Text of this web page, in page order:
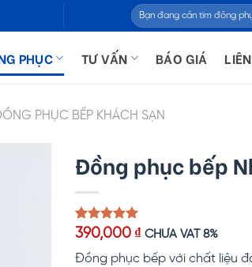
Tìm
kiếm:
PHỤC TƯ VẤN BÁO GIÁ
PHỤC BẾP KHÁCH SẠN
Đồng phục bếp
5.00trên 5
dựa trên
1
đánh giá
390,000 ₫ CHƯA VAT 8%
Đồng phục bếp với chất liệu